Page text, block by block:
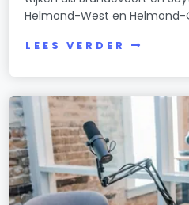
Helmond-West en Helmond-
LEES VERDER